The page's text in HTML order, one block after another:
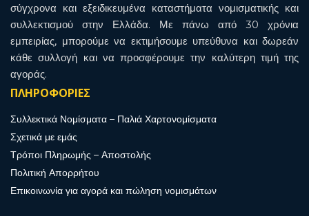
σύγχρονα και εξειδικευμένα καταστήματα νομισματικής και
συλλεκτισμού στην Ελλάδα. Με πάνω από 30 χρόνια
εμπειρίας, μπορούμε να εκτιμήσουμε υπεύθυνα και δωρεάν
κάθε συλλογή και να προσφέρουμε την καλύτερη τιμή της
αγοράς.
ΠΛΗΡΟΦΟΡΙΕΣ
Συλλεκτικά Νομίσματα – Παλιά Χαρτονομίσματα
Σχετικά με εμάς
Τρόποι Πληρωμής – Αποστολής
Πολιτική Απορρήτου
Επικοινωνία για αγορά και πώληση νομισμάτων